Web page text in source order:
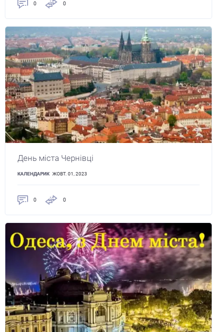
0 0
День міста Чернівці
КАЛЕНДАРИК ЖОВТ. 01, 2023
0 0